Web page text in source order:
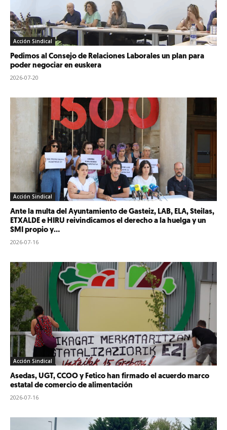
Acción Sindical
Pedimos al Consejo de Relaciones Laborales un plan para
poder negociar en euskera
2026-07-20
Acción Sindical
Ante la multa del Ayuntamiento de Gasteiz, LAB, ELA, Steilas,
ETXALDE e HIRU reivindicamos el derecho a la huelga y un
SMI propio y...
2026-07-16
Acción Sindical
Asedas, UGT, CCOO y Fetico han firmado el acuerdo marco
estatal de comercio de alimentación
2026-07-16